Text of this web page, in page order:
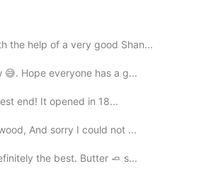
茶の味
好き
玄米茶の味が好き
茶の味もも好き
the help of a very good Shan...
😅. Hope everyone has a g...
end! It opened in 18...
And sorry I could not ...
the best. Butter 🧈 s...